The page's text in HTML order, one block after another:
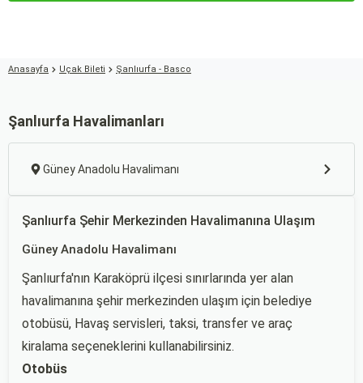
Anasayfa Uçak Bileti Şanlıurfa - Basco
Şanlıurfa Havalimanları
Güney Anadolu Havalimanı
Şanlıurfa Şehir Merkezinden Havalimanına Ulaşım
Güney Anadolu Havalimanı
Şanlıurfa'nın Karaköprü ilçesi sınırlarında yer alan
havalimanına şehir merkezinden ulaşım için belediye
otobüsü, Havaş servisleri, taksi, transfer ve araç
kiralama seçeneklerini kullanabilirsiniz.
Otobüs